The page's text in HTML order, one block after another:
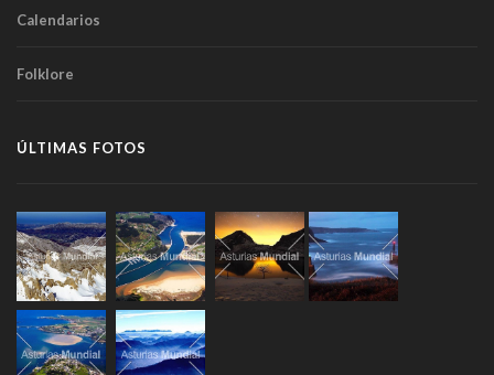
Calendarios
Folklore
ÚLTIMAS FOTOS